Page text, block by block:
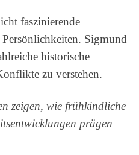
faszinierende
Sigmund
historische
zu verstehen.
zeigen, wie frühkindliche
prägen